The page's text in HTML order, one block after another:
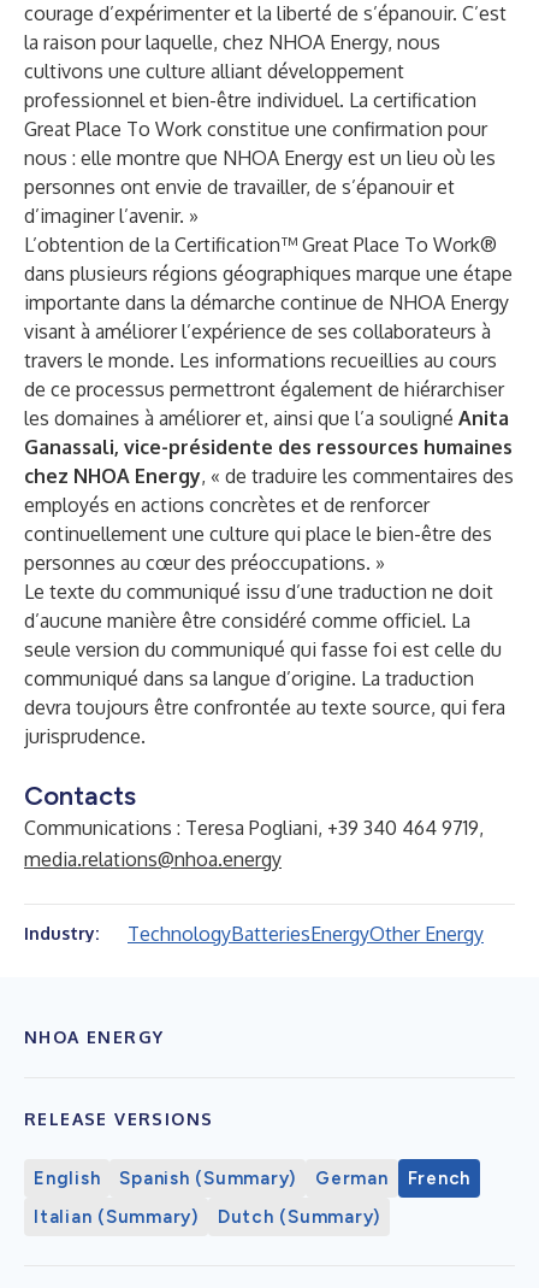
courage d’expérimenter et la liberté de s’épanouir. C’est
la raison pour laquelle, chez NHOA Energy, nous
cultivons une culture alliant développement
professionnel et bien-être individuel. La certification
Great Place To Work constitue une confirmation pour
nous : elle montre que NHOA Energy est un lieu où les
personnes ont envie de travailler, de s’épanouir et
d’imaginer l’avenir. »
L’obtention de la Certification™ Great Place To Work®
dans plusieurs régions géographiques marque une étape
importante dans la démarche continue de NHOA Energy
visant à améliorer l’expérience de ses collaborateurs à
travers le monde. Les informations recueillies au cours
de ce processus permettront également de hiérarchiser
les domaines à améliorer et, ainsi que l’a souligné Anita
Ganassali, vice-présidente des ressources humaines
chez NHOA Energy, « de traduire les commentaires des
employés en actions concrètes et de renforcer
continuellement une culture qui place le bien-être des
personnes au cœur des préoccupations. »
Le texte du communiqué issu d’une traduction ne doit
d’aucune manière être considéré comme officiel. La
seule version du communiqué qui fasse foi est celle du
communiqué dans sa langue d’origine. La traduction
devra toujours être confrontée au texte source, qui fera
jurisprudence.
Contacts
Communications : Teresa Pogliani, +39 340 464 9719,
media.relations@nhoa.energy
Industry: TechnologyBatteriesEnergyOther Energy
NHOA ENERGY
RELEASE VERSIONS
English Spanish (Summary) German
French
Italian (Summary)
Dutch (Summary)